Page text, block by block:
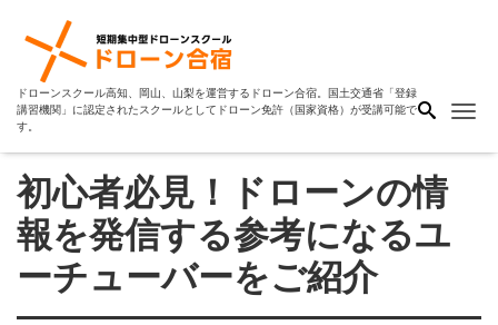
ドローンスクール高知、岡山、山梨を運営するドローン合宿。国土交通省「登録
講習機関」に認定されたスクールとしてドローン免許（国家資格）が受講可能で
す。
初心者必見！ドローンの情
報を発信する参考になるユ
ーチューバーをご紹介